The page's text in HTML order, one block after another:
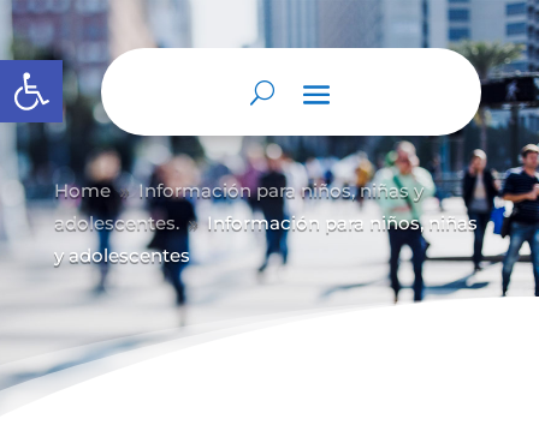
Abrir barra de herramientas
Home 9 Información para niños, niñas y
adolescentes. 9 Información para niños, niñas
y adolescentes